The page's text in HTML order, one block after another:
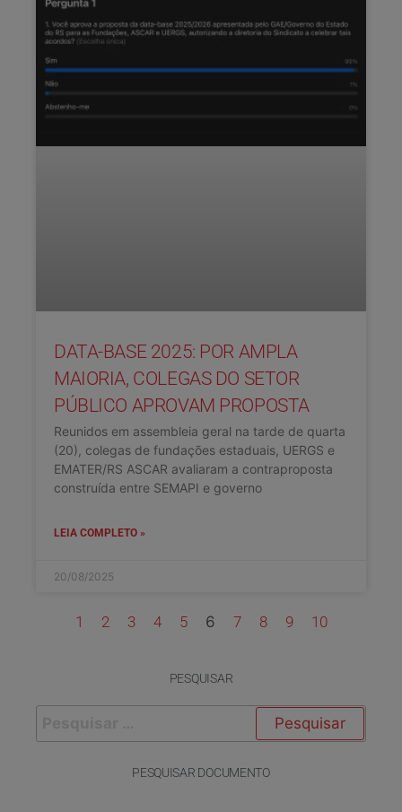
DATA-BASE 2025: POR AMPLA
MAIORIA, COLEGAS DO SETOR
PÚBLICO APROVAM PROPOSTA
Reunidos em assembleia geral na tarde de quarta
(20), colegas de fundações estaduais, UERGS e
EMATER/RS ASCAR avaliaram a contraproposta
construída entre SEMAPI e governo
LEIA COMPLETO »
20/08/2025
1 2 3 4 5 6 7 8 9 10
PESQUISAR
PESQUISAR DOCUMENTO